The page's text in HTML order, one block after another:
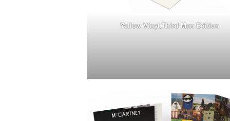
Yellow Vinyl,Third Man Edition